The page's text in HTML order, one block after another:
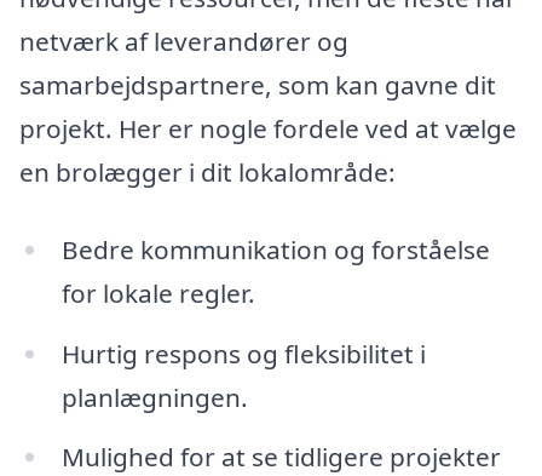
netværk af leverandører og
samarbejdspartnere, som kan gavne dit
projekt. Her er nogle fordele ved at vælge
en brolægger i dit lokalområde:
Bedre kommunikation og forståelse
for lokale regler.
Hurtig respons og fleksibilitet i
planlægningen.
Mulighed for at se tidligere projekter